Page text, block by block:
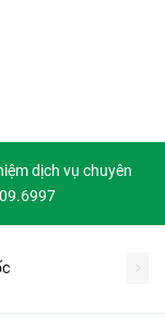
dịch vụ chuyên